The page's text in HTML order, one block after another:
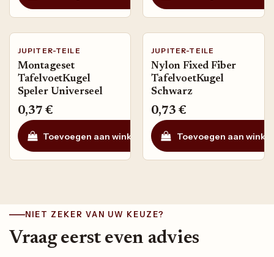
JUPITER-TEILE
Montageset
TafelvoetKugel
Speler Universeel
0,37 €
Toevoegen aan winkelmandje Auf die
JUPITER-TEILE
Nylon Fixed Fiber
TafelvoetKugel
Schwarz
0,73 €
Toevoegen aan
NIET ZEKER VAN UW KEUZE?
Vraag eerst even advies